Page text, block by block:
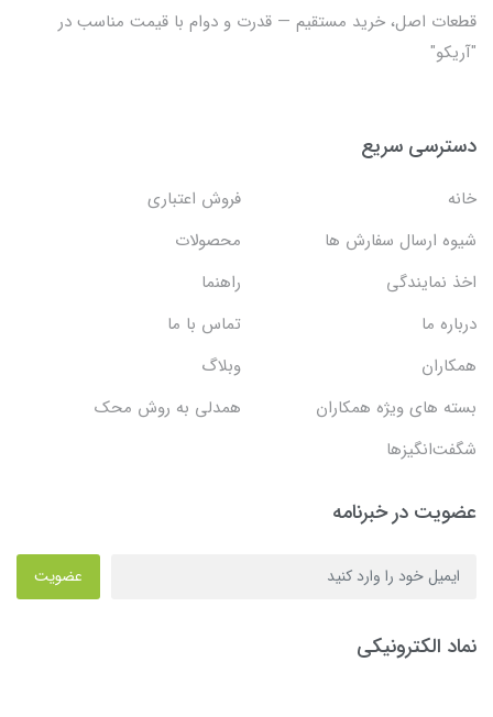
قطعات اصل، خرید مستقیم — قدرت و دوام با قیمت مناسب در
"آریکو"
دسترسی سریع
خانه
فروش اعتباری
شیوه ارسال سفارش ها
محصولات
اخذ نمایندگی
راهنما
درباره ما
تماس با ما
همکاران
وبلاگ
بسته های ویژه همکاران
همدلی به روش محک
شگفت‌انگیزها
عضویت در خبرنامه
عضویت
نماد الکترونیکی